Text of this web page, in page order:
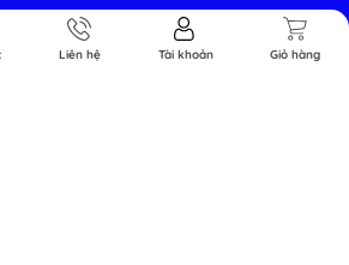
Liên hệ Tài khoản Giỏ hàng